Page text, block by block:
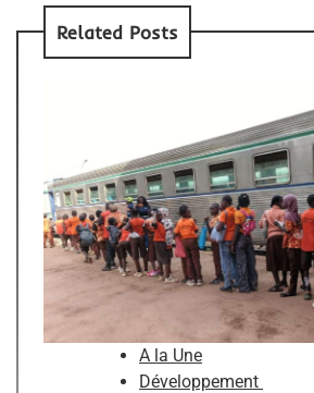
Related Posts
A la Une
Développement